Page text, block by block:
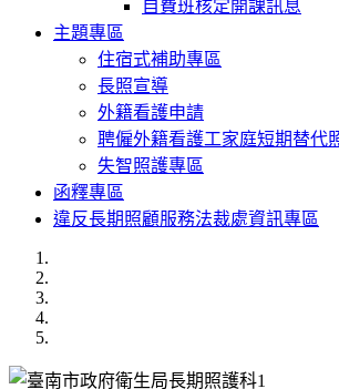
自費班核定開課訊息
主題專區
住宿式補助專區
長照宣導
外籍看護申請
聘僱外籍看護工家庭短期替代
失智照護專區
函釋專區
違反長期照顧服務法裁處資訊專區